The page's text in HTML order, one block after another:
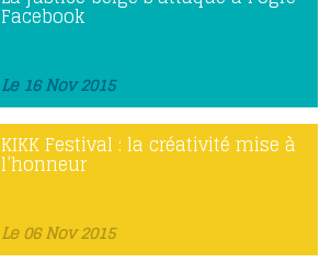
Facebook
Le 16 Nov 2015
KIKK Festival : la créativité mise à
l’honneur
Le 06 Nov 2015